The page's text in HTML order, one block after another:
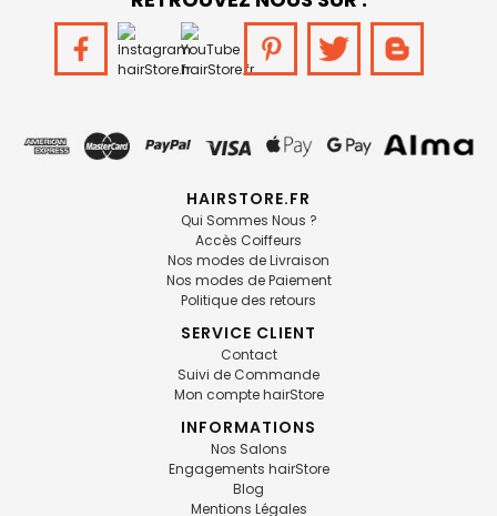
HAIRSTORE.FR
Qui Sommes Nous ?
Accès Coiffeurs
Nos modes de Livraison
Nos modes de Paiement
Politique des retours
SERVICE CLIENT
Contact
Suivi de Commande
Mon compte hairStore
INFORMATIONS
Nos Salons
Engagements hairStore
Blog
Mentions Légales